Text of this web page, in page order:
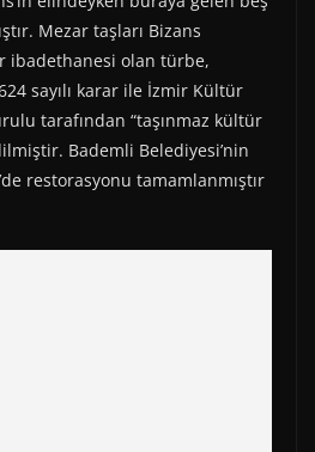
Mezar taşları Bizans
ibadethanesi olan türbe,
sayılı karar ile İzmir Kültür
tarafından “taşınmaz kültür
Bademli Belediyesi’nin
restorasyonu tamamlanmıştır